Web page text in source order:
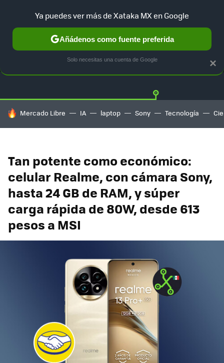
GUÍA DE COMPRAS MERCADO LIBRE
HOY SE HABLA DE
Mercado Libre IA laptop Sony Tecnología
Tan potente como económico:
celular Realme, con cámara Sony,
hasta 24 GB de RAM, y súper
carga rápida de 80W, desde 613
pesos a MSI
×
Ya puedes ver más de Xataka MX en Google
Añádenos como fuente preferida
Solo necesitas una cuenta de Google